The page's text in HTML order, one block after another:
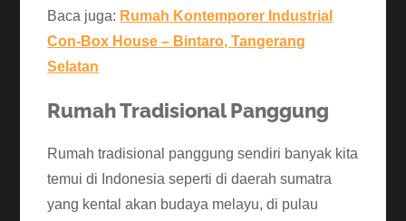
Baca juga: Rumah Kontemporer Industrial
Con-Box House – Bintaro, Tangerang
Selatan
Rumah Tradisional Panggung
Rumah tradisional panggung sendiri banyak kita
temui di Indonesia seperti di daerah sumatra
yang kental akan budaya melayu, di pulau